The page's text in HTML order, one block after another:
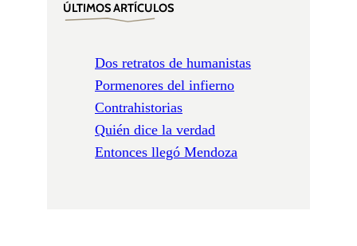
ÚLTIMOS ARTÍCULOS
Dos retratos de humanistas
Pormenores del infierno
Contrahistorias
Quién dice la verdad
Entonces llegó Mendoza